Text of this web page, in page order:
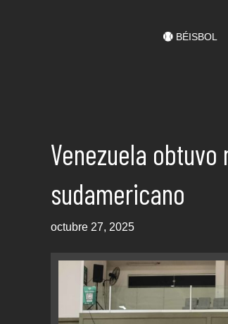
BÉISBOL
Venezuela
sudamericano
octubre 27, 2025